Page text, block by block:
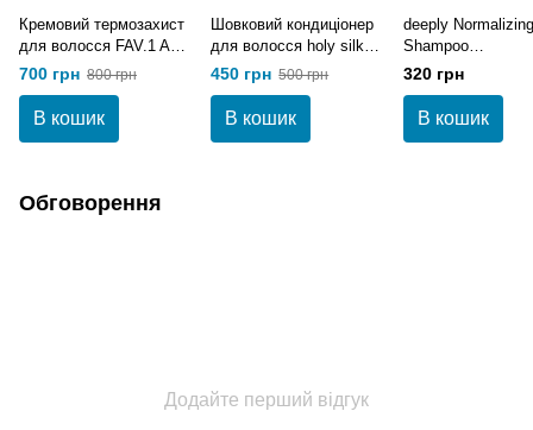
Кремовий термозахист
для волосся FAV.1 ALL
IN ONE MULTI
THERMO
700 грн 800 грн
В кошик
Шовковий кондиціонер
для волосся holy silk
conditioner 250 мл
450 грн 500 грн
В кошик
deeply Normalizing
Shampoo
Нормалізуючий
шампунь 250 мл
320 грн
В кошик
Обговорення
Додайте перший відгук